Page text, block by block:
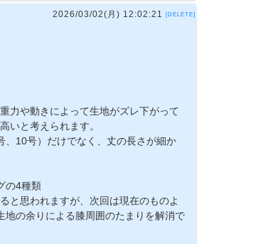
2026/03/02(月) 12:02:21 [DELETE]
力や動きによって生地がズレ下がって
いと考えられます。
、10号）だけでなく、丈の長さが細か
の4種類
と思われますが、次回は現在のものよ
地の余りによる膝周囲のたまりを解消で